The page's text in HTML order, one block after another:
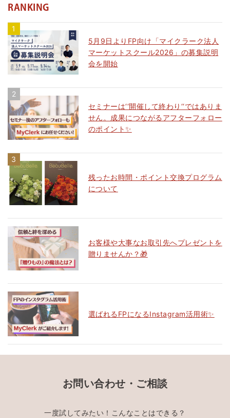
RANKING
5月9日よりFP向け「マイクラーク法人
マーケットスクール2026」の募集説明
会を開始
セミナーは‘‘開催して終わり‘‘ではありま
せん。成果につながるアフターフォロー
のポイント✨
残ったお時間・ポイント交換プログラム
について
お客様や大事なお取引先へプレゼントを
贈りませんか？🎁
選ばれるFPになるInstagram活用術✨
お問い合わせ・ご相談
一度試してみたい！こんなことはできる？